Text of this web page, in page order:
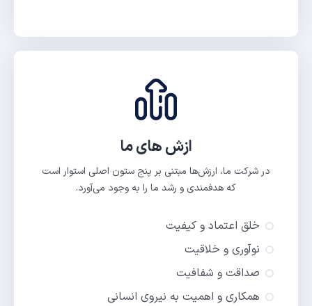
ازش های ما
در شرکت ما، ارزش‌ها مبتنی بر پنج ستون اصلی استوار است
که هدفمندی و رشد ما را به وجود می‌آورد.
خلق اعتماد و کیفیت
نوآوری و خلاقیت
صداقت و شفافیت
همکاری و اهمیت به نیروی انسانی